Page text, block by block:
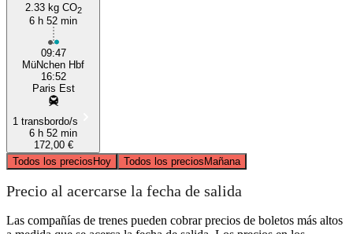
2.33 kg CO2
6 h 52 min
09:47
MüNchen Hbf
16:52
Paris Est
1 transbordo/s
6 h 52 min
172,00 €
Todos los preciosHoy Todos los preciosMañana
Precio al acercarse la fecha de salida
Las compañías de trenes pueden cobrar precios de boletos más altos